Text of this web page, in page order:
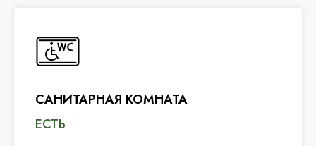
САНИТАРНАЯ КОМНАТА
ЕСТЬ